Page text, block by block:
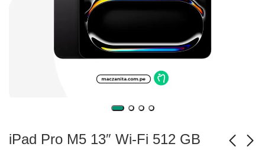
iPad Pro M5 13″ Wi-Fi 512 GB